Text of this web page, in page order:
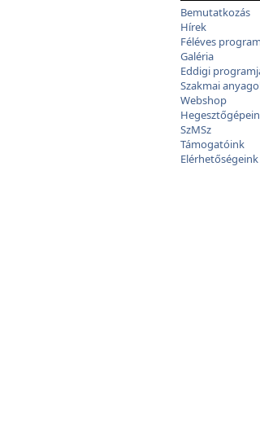
Bemutatkozás
Hírek
Féléves
Galéria
Eddigi
Szakmai
Webshop
SzMSz
Támogatóink
Elérhetőségeink